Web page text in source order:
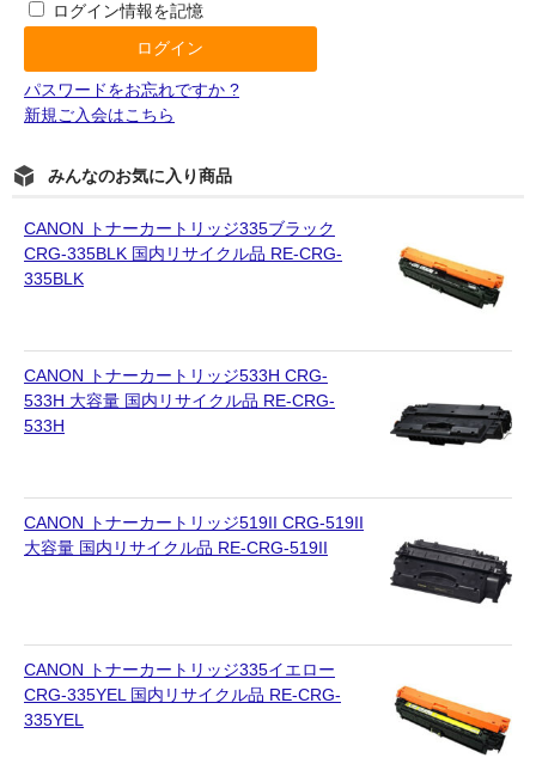
ログイン情報を記憶
パスワードをお忘れですか ?
新規ご入会はこちら
みんなのお気に入り商品
CANON トナーカートリッジ335ブラック
CRG-335BLK 国内リサイクル品 RE-CRG-
335BLK
CANON トナーカートリッジ533H CRG-
533H 大容量 国内リサイクル品 RE-CRG-
533H
CANON トナーカートリッジ519II CRG-519II
大容量 国内リサイクル品 RE-CRG-519II
CANON トナーカートリッジ335イエロー
CRG-335YEL 国内リサイクル品 RE-CRG-
335YEL